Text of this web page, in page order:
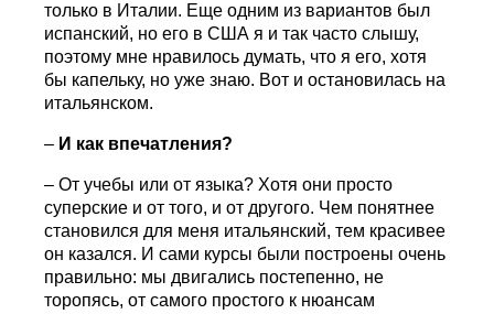
только в Италии. Еще одним из вариантов был
испанский, но его в США я и так часто слышу,
поэтому мне нравилось думать, что я его, хотя
бы капельку, но уже знаю. Вот и остановилась на
итальянском.
– И как впечатления?
– От учебы или от языка? Хотя они просто
суперские и от того, и от другого. Чем понятнее
становился для меня итальянский, тем красивее
он казался. И сами курсы были построены очень
правильно: мы двигались постепенно, не
торопясь, от самого простого к нюансам